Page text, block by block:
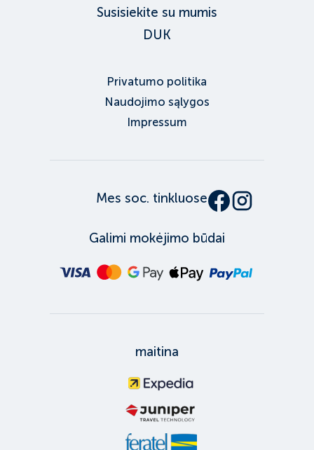
Susisiekite su mumis
DUK
Privatumo politika
Naudojimo sąlygos
Impressum
Mes soc. tinkluose
Galimi mokėjimo būdai
maitina